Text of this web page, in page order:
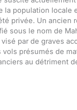
la population locale
privée. Un ancien
sous le nom de
par de graves
vols présumés de
au détriment